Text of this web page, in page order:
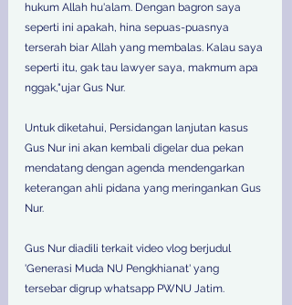
hukum Allah hu'alam. Dengan bagron saya
seperti ini apakah, hina sepuas-puasnya
terserah biar Allah yang membalas. Kalau saya
seperti itu, gak tau lawyer saya, makmum apa
nggak,"ujar Gus Nur.
Untuk diketahui, Persidangan lanjutan kasus
Gus Nur ini akan kembali digelar dua pekan
mendatang dengan agenda mendengarkan
keterangan ahli pidana yang meringankan Gus
Nur.
Gus Nur diadili terkait video vlog berjudul
'Generasi Muda NU Pengkhianat' yang
tersebar digrup whatsapp PWNU Jatim.